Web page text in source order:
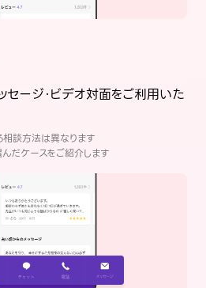
セージ・ビデオ対面をご利用いた
談方法は異なります
んだケースをご紹介します